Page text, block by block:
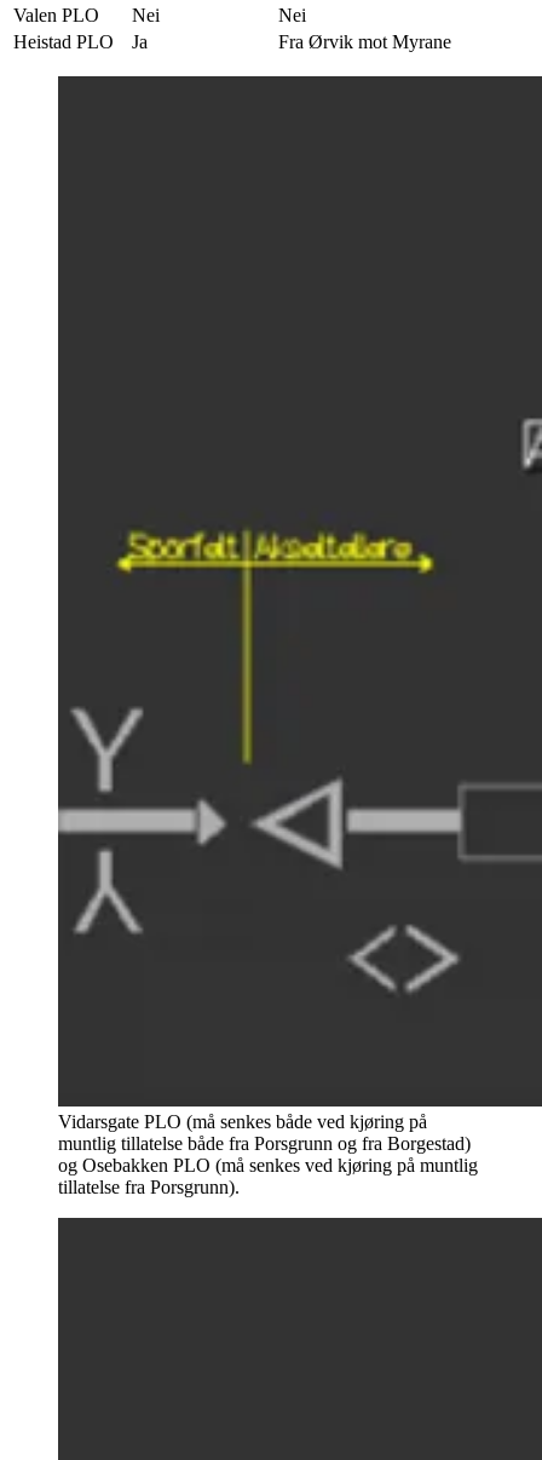
Valen PLO
Nei
Nei
Heistad PLO
Ja Fra Ørvik mot Myrane
Vidarsgate PLO (må senkes både ved kjøring på
muntlig tillatelse både fra Porsgrunn og fra Borgestad)
og Osebakken PLO (må senkes ved kjøring på muntlig
tillatelse fra Porsgrunn).